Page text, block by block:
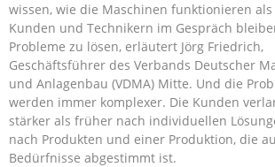
wissen, wie die Maschinen funktionieren
Kunden und Technikern im Gespräch
Probleme zu lösen, erläutert Jörg Friedrich,
Geschäftsführer des Verbands Deutscher
und Anlagenbau (VDMA) Mitte. Und die
werden immer komplexer. Die Kunden
stärker als früher nach individuellen
nach Produkten und einer Produktion, die
Bedürfnisse abgestimmt ist.